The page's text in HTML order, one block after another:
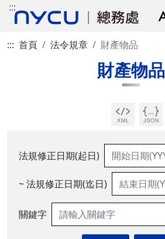
:::
::: 首頁 法令規章 財產物品
財產物品
法規修正日期(起日)
~ 法規修正日期(迄日)
關鍵字